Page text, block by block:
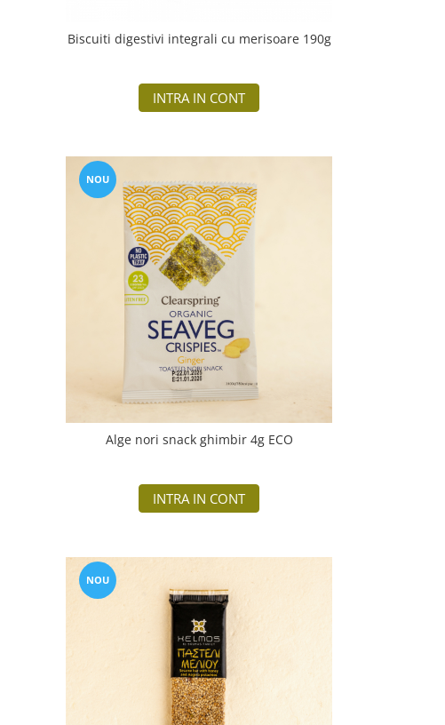
Biscuiti digestivi integrali cu merisoare 190g
INTRA IN CONT
NOU
Alge nori snack ghimbir 4g ECO
INTRA IN CONT
NOU